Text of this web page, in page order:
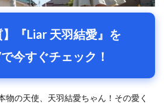
】『Liar 天羽結愛』を
今すぐチェック！
物の天使、天羽結愛ちゃん！その愛く